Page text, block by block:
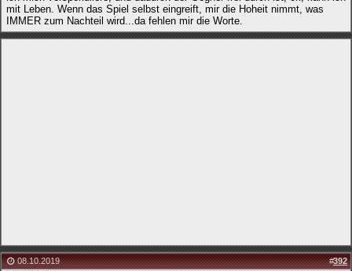
mit Leben. Wenn das Spiel selbst eingreift, mir die Hoheit nimmt, was
IMMER zum Nachteil wird...da fehlen mir die Worte.
08.10.2019 #392